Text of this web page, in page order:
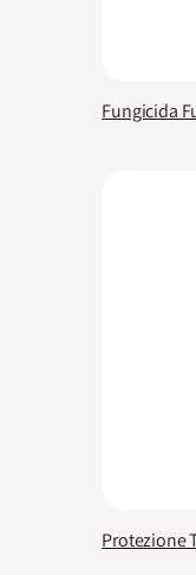
Fungicida
Protezione